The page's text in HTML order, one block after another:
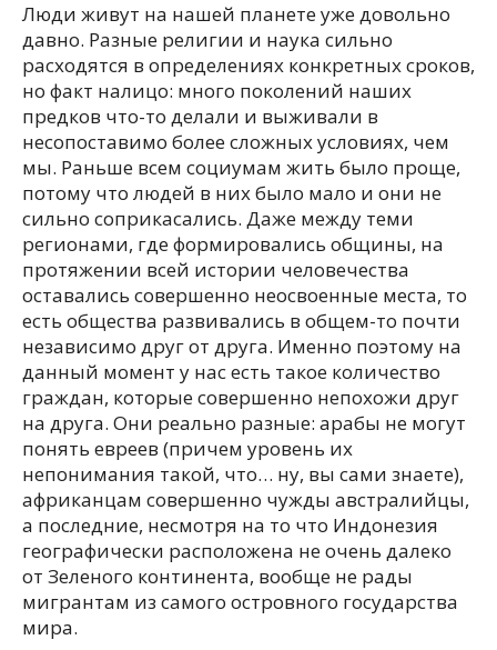
Люди живут на нашей планете уже довольно
давно. Разные религии и наука сильно
расходятся в определениях конкретных сроков,
но факт налицо: много поколений наших
предков что-то делали и выживали в
несопоставимо более сложных условиях, чем
мы. Раньше всем социумам жить было проще,
потому что людей в них было мало и они не
сильно соприкасались. Даже между теми
регионами, где формировались общины, на
протяжении всей истории человечества
оставались совершенно неосвоенные места, то
есть общества развивались в общем-то почти
независимо друг от друга. Именно поэтому на
данный момент у нас есть такое количество
граждан, которые совершенно непохожи друг
на друга. Они реально разные: арабы не могут
понять евреев (причем уровень их
непонимания такой, что… ну, вы сами знаете),
африканцам совершенно чужды австралийцы,
а последние, несмотря на то что Индонезия
географически расположена не очень далеко
от Зеленого континента, вообще не рады
мигрантам из самого островного государства
мира.